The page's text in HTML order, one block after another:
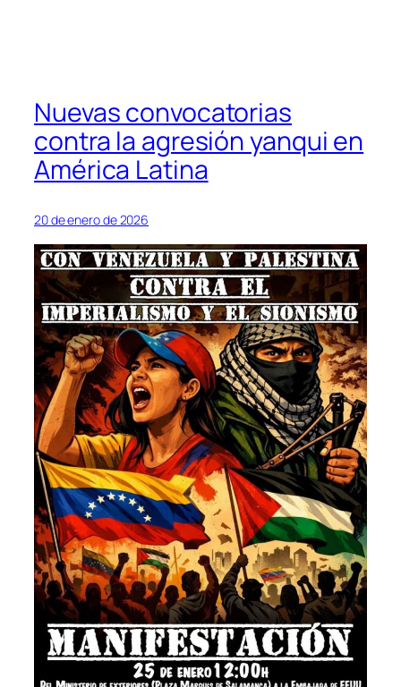
Nuevas convocatorias
contra la agresión yanqui en
América Latina
20 de enero de 2026